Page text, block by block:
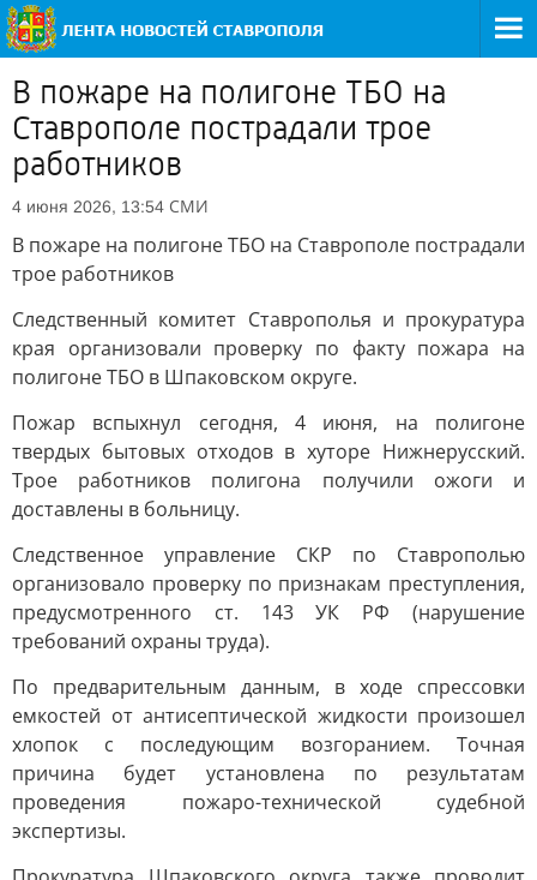
В пожаре на полигоне ТБО на
Ставрополе пострадали трое
работников
4 июня 2026, 13:54 СМИ
В пожаре на полигоне ТБО на Ставрополе пострадали
трое работников
Следственный комитет Ставрополья и прокуратура
края организовали проверку по факту пожара на
полигоне ТБО в Шпаковском округе.
Пожар вспыхнул сегодня, 4 июня, на полигоне
твердых бытовых отходов в хуторе Нижнерусский.
Трое работников полигона получили ожоги и
доставлены в больницу.
Следственное управление СКР по Ставрополью
организовало проверку по признакам преступления,
предусмотренного ст. 143 УК РФ (нарушение
требований охраны труда).
По предварительным данным, в ходе спрессовки
емкостей от антисептической жидкости произошел
хлопок с последующим возгоранием. Точная
причина будет установлена по результатам
проведения пожаро-технической судебной
экспертизы.